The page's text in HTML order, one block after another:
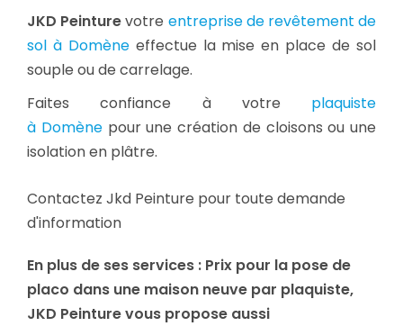
JKD Peinturevotre entreprise de revêtement de
sol à Domèneeffectue la mise en place de sol
souple ou de carrelage.
Faites confiance à votre plaquiste
à Domènepour une création de cloisons ou une
isolation en plâtre.
Contactez Jkd Peinture pour toute demande
d'information
En plus de ses services : Prix pour la pose de
placo dans une maison neuve par plaquiste,
JKD Peinture vous propose aussi